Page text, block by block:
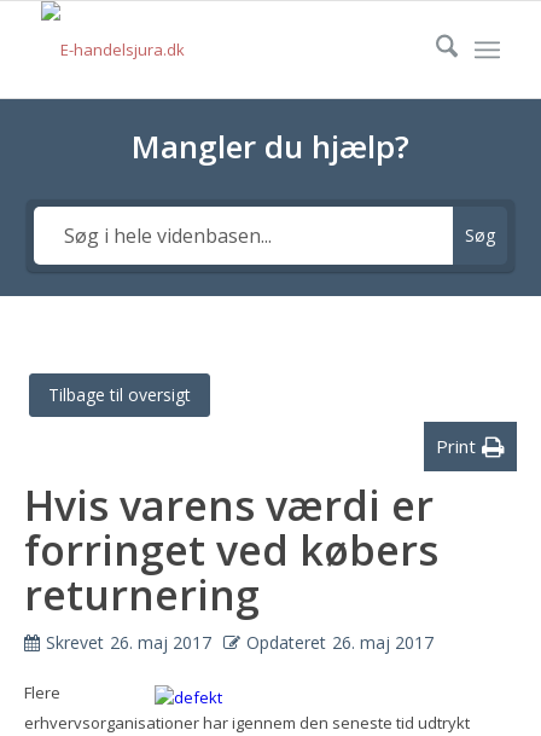
Mangler du hjælp?
Søg
Tilbage til oversigt
Print
Hvis varens værdi er
forringet ved købers
returnering
Skrevet 26. maj 2017 Opdateret 26. maj 2017
Flere
erhvervsorganisationer har igennem den seneste tid udtrykt